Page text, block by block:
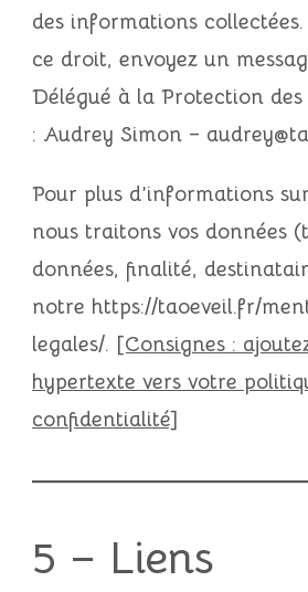
des informations
ce droit, envoyez un
Délégué à la Protection des
: Audrey Simon –
Pour plus d’informations
nous traitons vos données
données, finalité,
notre https://taoeveil.fr/
legales/. [Consignes :
hypertexte vers votre
confidentialité]
5 – Liens